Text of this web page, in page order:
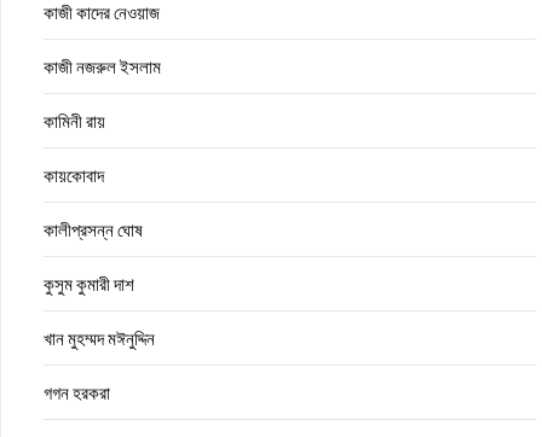
কাজী কাদের নেওয়াজ
কাজী নজরুল ইসলাম
কামিনী রায়
কায়কোবাদ
কালীপ্রসন্ন ঘোষ
কুসুম কুমারী দাশ
খান মুহম্মদ মঈনুদ্দিন
গগন হরকরা